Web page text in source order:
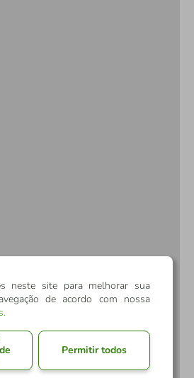
neste site para melhorar sua
de acordo com nossa
.
Permitir todos